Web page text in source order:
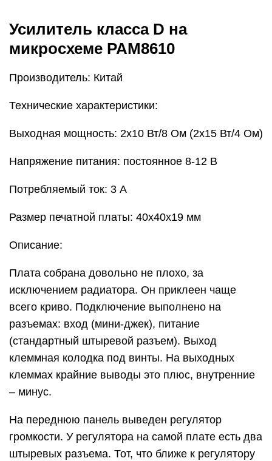
Усилитель класса D на
микросхеме PAM8610
Производитель: Китай
Технические характеристики:
Выходная мощность: 2х10 Вт/8 Ом (2х15 Вт/4 Ом)
Напряжение питания: постоянное 8-12 В
Потребляемый ток: 3 А
Размер печатной платы: 40х40х19 мм
Описание:
Плата собрана довольно не плохо, за
исключением радиатора. Он приклеен чаще
всего криво. Подключение выполнено на
разъемах: вход (мини-джек), питание
(стандартный штыревой разъем). Выход
клеммная колодка под винты. На выходных
клеммах крайние выводы это плюс, внутренние
– минус.
На переднюю панель выведен регулятор
громкости. У регулятора на самой плате есть два
штыревых разъема. Тот, что ближе к регулятору